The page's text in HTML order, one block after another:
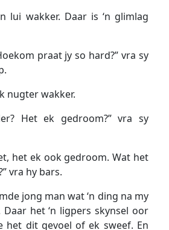
lui wakker. Daar is ‘n glimlag
praat jy so hard?” vra sy
nugter wakker.
Het ek gedroom?” vra sy
het ek ook gedroom. Wat het
vra hy bars.
jong man wat ‘n ding na my
het ‘n ligpers skynsel oor
het dit gevoel of ek sweef. En